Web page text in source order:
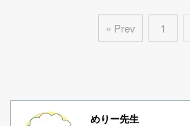
« Prev 1
めりー先生